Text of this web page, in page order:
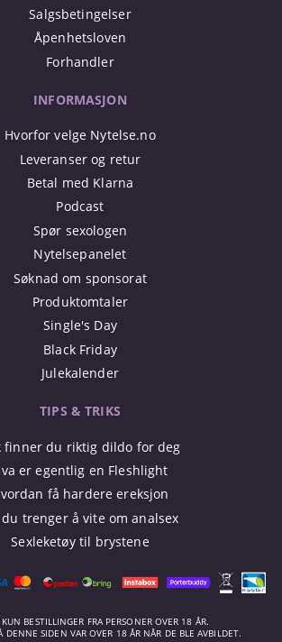
Salgsbetingelser
Åpenhetsloven
Forhandler
INFORMASJON
Hvorfor velge Nytelse.no
Leveranser og retur
Betal med Klarna
Podcast
Spør sexologen
Nytelsepanelet
Søknad om sponsorat
Produktomtaler
Single's Day
Black Friday
Julekalender
TIPS & TRIKS
finner du riktig dildo for deg
er egentlig en Fleshlight
få hardere ereksjon
trenger å vite om analsex
Sexleketøy til brystene
BESTILLINGER FRA PERSONER OVER 18 ÅR.
DENNE SIDEN VAR OVER 18 ÅR NÅR DE BLE AVBILDET.